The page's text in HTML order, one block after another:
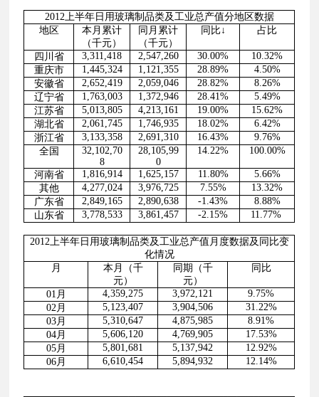
2012上半年日用玻璃制品类及工业总产值分地区数据
地区
本月累计
（千元）
同月累计
（千元）
同比↓ 占比
四川省 3,311,418 2,547,260 30.00%
10.32%
重庆市
1,445,324 1,121,355 28.89%
4.50%
安徽省
2,652,419 2,059,046 28.82%
8.26%
辽宁省
1,763,003 1,372,946 28.41%
5.49%
江苏省
5,013,805 4,213,161 19.00%
15.62%
湖北省
2,061,745 1,746,935 18.02%
6.42%
浙江省
3,133,358 2,691,310 16.43%
9.76%
全国
32,102,70
8
28,105,99
0
14.22% 100.00%
河南省 1,816,914 1,625,157 11.80%
5.66%
其他
4,277,024 3,976,725 7.55%
13.32%
广东省
2,849,165 2,890,638 -1.43%
8.88%
山东省
3,778,533 3,861,457 -2.15% 11.77%
2012上半年日用玻璃制品类及工业总产值月度数据及同比变
化情况
月
本月（千
元）
同期（千
元）
同比
01 月 4,359,275 3,972,121
9.75%
02月 5,123,407 3,904,506
31.22%
03月 5,310,647 4,875,985
8.91%
04月 5,606,120 4,769,905
17.53%
05月 5,801,681 5,137,942
12.92%
06月 6,610,454 5,894,932 12.14%